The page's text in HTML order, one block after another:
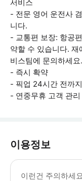
서비스
- 전문 영어 운전사
니다.
- 교통편 보장: 항공
약할 수 있습니다.
비스팀에 문의하세요.
- 즉시 확약
- 픽업 24시간 전까
- 연중무휴 고객 관리
이용정보
이런건 주의하세